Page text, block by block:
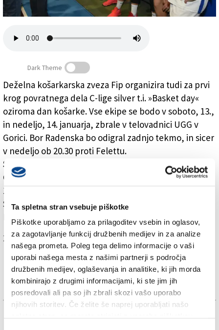
Ta spletna stran vsebuje piškotke
Piškotke uporabljamo za prilagoditev vsebin in oglasov,
za zagotavljanje funkcij družbenih medijev in za analize
našega prometa. Poleg tega delimo informacije o vaši
uporabi našega mesta z našimi partnerji s področja
družbenih medijev, oglaševanja in analitike, ki jih morda
kombinirajo z drugimi informacijami, ki ste jim jih
posredovali ali pa so jih zbrali skozi vašo uporabo
njihovih storitev. Če želite še naprej uporabljati našo
Založnik
Košarkarski »Basket Day« v Gorici
Dark Theme
Deželna košarkarska zveza Fip organizira tudi za prvi
krog povratnega dela C-lige silver t.i. »Basket day«
oziroma dan košarke. Vse ekipe se bodo v soboto, 13.,
in nedeljo, 14. januarja, zbrale v telovadnici UGG v
Gorici. Bor Radenska bo odigral zadnjo tekmo, in sicer
v nedeljo ob 20.30 proti Felettu.
SPORED
: 13.1.: 16.00 DGM - Don Bosco, 18.00
Cordenons - UBC, 20.00 Romans - San Daniele; 14.1.:
14.30 Fagagna - Servolana, 16.30 Dinamo -
Spilimbergo, 18.30 Latisana - Goriziana, 20.30 Bor
Radenska - Feletto
Za branje in pisanje komentarjevje potrebna prijava